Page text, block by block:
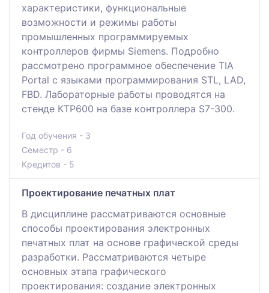
характеристики, функциональные
возможности и режимы работы
промышленных программируемых
контроллеров фирмы Siemens. Подробно
рассмотрено программное обеспечение TIA
Portal с языками программирования STL, LAD,
FBD. Лабораторные работы проводятся на
стенде КТР600 на базе контроллера S7-300.
Год обучения - 3
Семестр - 6
Кредитов - 5
Проектирование печатных плат
В дисциплине рассматриваются основные
способы проектирования электронных
печатных плат на основе графической среды
разработки. Рассматриваются четыре
основных этапа графического
проектирования: создание электронных